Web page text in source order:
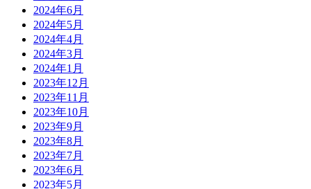
2024年6月
2024年5月
2024年4月
2024年3月
2024年1月
2023年12月
2023年11月
2023年10月
2023年9月
2023年8月
2023年7月
2023年6月
2023年5月